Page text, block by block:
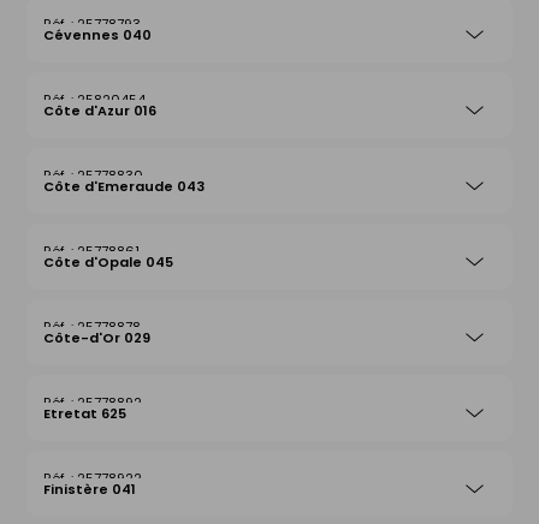
25778793
Cévennes 040
25820454
Côte d'Azur 016
25778830
Côte d'Emeraude 043
25778861
Côte d'Opale 045
25778878
Côte-d'Or 029
25778892
Etretat 625
25778922
Finistère 041